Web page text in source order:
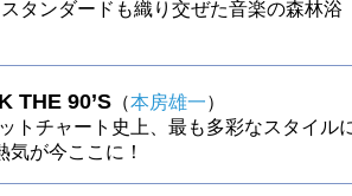
タンダードも織り交ぜた音楽の森林浴
THE 90’S （本房雄一）
チャート史上、最も多彩なスタイル
気が今ここに！